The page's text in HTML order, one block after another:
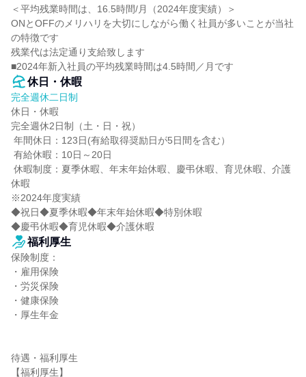
＜平均残業時間は、16.5時間/月（2024年度実績）＞
ONとOFFのメリハリを大切にしながら働く社員が多いことが当社
の特徴です
残業代は法定通り支給致します
■2024年新入社員の平均残業時間は4.5時間／月です
休日・休暇
完全週休二日制
休日・休暇
完全週休2日制（土・日・祝）
休暇
※2024年度実績
◆祝日◆夏季休暇◆年末年始休暇◆特別休暇
◆慶弔休暇◆育児休暇◆介護休暇
福利厚生
保険制度：
・雇用保険
・労災保険
・健康保険
・厚生年金
待遇・福利厚生
【福利厚生】